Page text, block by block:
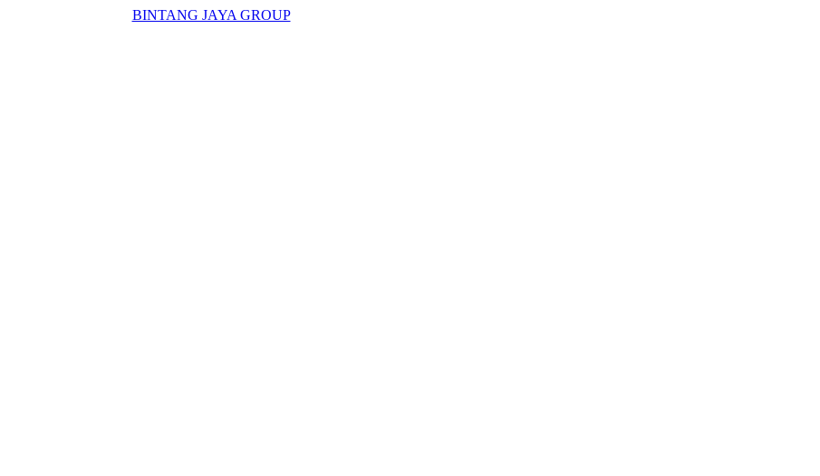
BINTANG JAYA GROUP